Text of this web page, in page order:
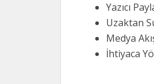
Yazıcı
Uzaktan
Medya
İhtiyaca